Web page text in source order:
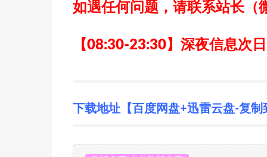
如遇任何问题，请联系站长（
【08:30-23:30】深夜信息次
下载地址【百度网盘+迅雷云盘-复